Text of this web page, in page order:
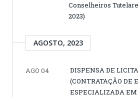
Conselheiros
2023)
AGOSTO, 2023
AGO 04
DISPENSA DE
(CONTRATAÇÃO DE
ESPECIALIZADA EM